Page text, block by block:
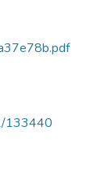
133440